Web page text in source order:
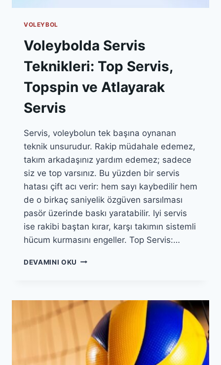
VOLEYBOL
Voleybolda Servis
Teknikleri: Top Servis,
Topspin ve Atlayarak
Servis
Servis, voleybolun tek başına oynanan
teknik unsurudur. Rakip müdahale edemez,
takım arkadaşınız yardım edemez; sadece
siz ve top varsınız. Bu yüzden bir servis
hatası çift acı verir: hem sayı kaybedilir hem
de o birkaç saniyelik özgüven sarsılması
pasör üzerinde baskı yaratabilir. Iyi servis
ise rakibi baştan kırar, karşı takımın sistemli
hücum kurmasını engeller. Top Servis:…
DEVAMINI OKU VOLEYBOLDA
SERVIS,
TOPSPIN
ATLAYARAK
SERVIS